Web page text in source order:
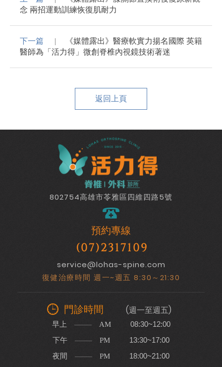
念 兩招運動訓練恢復肌耐力
下一篇
《媒體露出》醫療軟實力揚名國際 英籍
醫師為「活力得」微創脊椎內視鏡技術著迷
返回上頁
802754高雄市苓雅區四維四路5號
預約專線
(07)2317109
service@lohas-spine.com
復健治療時間 週一~週五 8:30～21:30
門診時間 (週一至週五)
早上 AM 08:30~12:00
下午 PM 13:30~17:00
夜間 PM 18:00~21:00